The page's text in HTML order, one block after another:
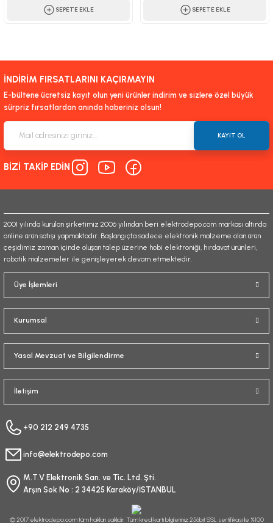
SEPETE EKLE SEPETE EKLE
İNDİRİM FIRSATLARINI KAÇIRMAYIN
E-bültene ücretsiz kayıt olun yeni ürünler indirim ve sizlere özel büyük
sürpriz fırsatlardan anında haberiniz olsun!
KAYIT OL
BİZİ TAKİP EDİN
2001 yılında kurulan şirketimiz 2006 yılından beri elektrodepo.com markası altında
online ürün satışı yapmaktadır. Başlangıçta sadece elektronik malzeme olan ürün
çeşidimiz zaman içinde oluşan talep üzerine hobi elektroniği, hırdavat ürünleri,
robotik malzemeler ile genişleyerek devam etmektedir.
Üye İşlemleri
Kurumsal
Yasal Mevzuat ve Bilgilendirme
İletişim
+90 212 249 4735
info@elektrodepo.com
M.T.V Elektronik San. ve Tic. Ltd. Şti.
Arşın Sok No : 2 34425 Karaköy/İSTANBUL
© 2017 elektrodepo.com tüm hakları saklıdır. Tüm kredi kartı bilgileriniz 256bit SSL sertifikası ile %100